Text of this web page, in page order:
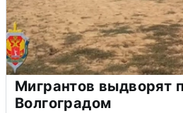
Мигрантов выдворят
Волгоградом